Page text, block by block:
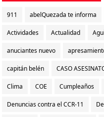
911 abelQuezada te informa
Actividades Actualidad
anuciantes nuevo
capitán belén CASO
Clima COE Cumpleaños
Denuncias contra el CCR-11